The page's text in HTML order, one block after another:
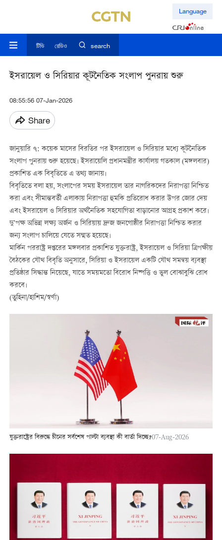
Language
টিভি রেডিও search
ইসরায়েল ও সিরিয়ার কূটনৈতিক সংলাপ পুনরায় শুরু
08:55:56 07-Jan-2026
Share
জানুয়ারি ৭: কয়েক মাসের বিরতির পর ইসরায়েল ও সিরিয়ার মধ্যে কূটনৈতিক
সংলাপ পুনরায় শুরু হয়েছে। ইসরায়েলি প্রধানমন্ত্রীর কার্যালয় গতকাল (মঙ্গলবার)
প্রকাশিত এক বিবৃতিতে এ তথ্য জানায়।
বিবৃতিতে বলা হয়, সংলাপের সময় ইসরায়েল তার নাগরিকদের নিরাপত্তা নিশ্চিত
করা এবং সীমান্তবর্তী এলাকায় নিরাপত্তা হুমকি প্রতিরোধ করার উপর জোর দেয়
এবং ইসরায়েল ও সিরিয়ার অর্থনৈতিক সহযোগিতা বাড়ানোর আগ্রহ প্রকাশ করে।
দু’পক্ষ অভিন্ন লক্ষ্য অর্জন ও সিরিয়ায় দ্রুজ জনগোষ্ঠীর নিরাপত্তা নিশ্চিত করার
জন্য সংলাপ চালিয়ে যেতে সম্মত হয়েছে।
মার্কিন পররাষ্ট্র দপ্তরের মঙ্গলবার প্রকাশিত যুক্তরাষ্ট্র, ইসরায়েল ও সিরিয়া ত্রিপক্ষীয়
বৈঠকের যৌথ বিবৃতি অনুসারে, সিরিয়া ও ইসরায়েল একটি যৌথ সমন্বয় ব্যবস্থা
প্রতিষ্ঠার সিদ্ধান্ত নিয়েছে, যাতে সময়মতো বিরোধ নিষ্পত্তি ও ভুল বোঝাবুঝি রোধ
করবে।
(তুহিনা/হাশিম/স্বর্ণা)
যুক্তরাষ্ট্রের বিরুদ্ধে চীনের সর্বশেষ পাল্টা ব্যবস্থা কী বার্তা দিচ্ছে?07-Aug-2026